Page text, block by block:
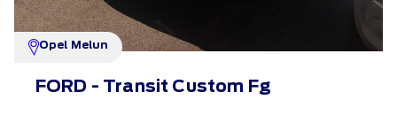
Opel Melun
FORD - Transit Custom Fg